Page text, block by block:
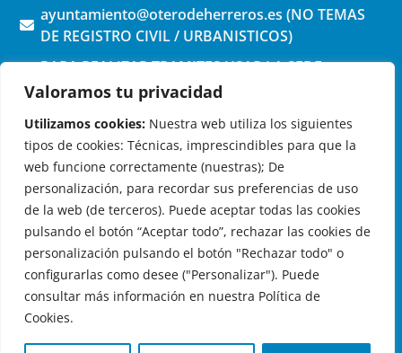
Valoramos tu privacidad
Utilizamos cookies: Nuestra web utiliza los siguientes
tipos de cookies: Técnicas, imprescindibles para que la
web funcione correctamente (nuestras); De
personalización, para recordar sus preferencias de uso
de la web (de terceros). Puede aceptar todas las cookies
pulsando el botón “Aceptar todo”, rechazar las cookies de
personalización pulsando el botón "Rechazar todo" o
configurarlas como desee ("Personalizar"). Puede
consultar más información en nuestra Política de
Cookies.
ayuntamiento@oterodeherreros.es (NO TEMAS
DE REGISTRO CIVIL / URBANISTICOS)
PARA REALIZAR TRAMITES USAR LA SEDE
ELECTRONICA (pinchar aquí)
OTERO DE HERREROS EN LAS REDES
© 2026 Ayuntamiento de Otero de Herreros
Aviso Legal|Política de Privacidad|Política de Cookies|